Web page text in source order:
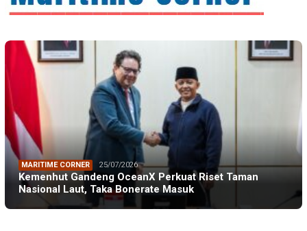
MARITIME CORNER 25/07/2026
Kemenhut Gandeng OceanX Perkuat Riset Taman
Nasional Laut, Taka Bonerate Masuk